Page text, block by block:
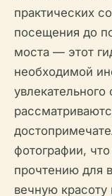
практических
посещения до
моста — этот
необходимой
фотографии,
прочтению для
вечную красоту